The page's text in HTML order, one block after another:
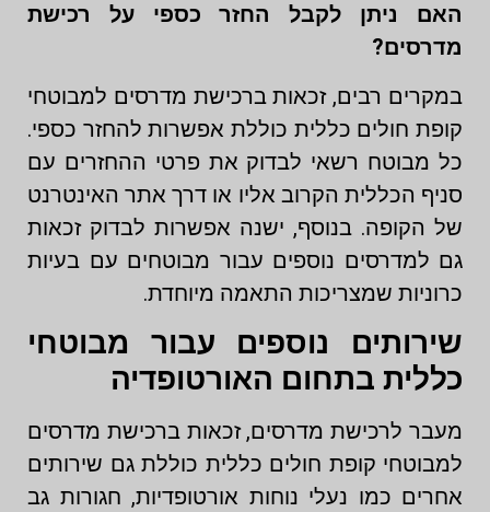
האם ניתן לקבל החזר כספי על רכישת
מדרסים?
במקרים רבים, זכאות ברכישת מדרסים למבוטחי
קופת חולים כללית כוללת אפשרות להחזר כספי.
כל מבוטח רשאי לבדוק את פרטי ההחזרים עם
סניף הכללית הקרוב אליו או דרך אתר האינטרנט
של הקופה. בנוסף, ישנה אפשרות לבדוק זכאות
גם למדרסים נוספים עבור מבוטחים עם בעיות
כרוניות שמצריכות התאמה מיוחדת.
שירותים נוספים עבור מבוטחי
כללית בתחום האורטופדיה
מעבר לרכישת מדרסים, זכאות ברכישת מדרסים
למבוטחי קופת חולים כללית כוללת גם שירותים
אחרים כמו נעלי נוחות אורטופדיות, חגורות גב